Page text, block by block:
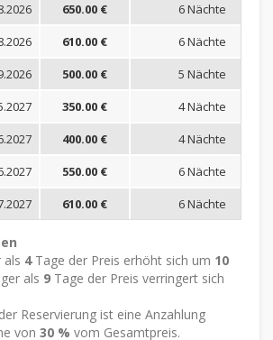
650.00 €
6 Nächte
610.00 €
6 Nächte
500.00 €
5 Nächte
350.00 €
4 Nächte
400.00 €
4 Nächte
550.00 €
6 Nächte
610.00 € 6 Nächte
als 4Tage der Preis erhöht sich um 10
als 9 Tage der Preis verringert sich
Reservierung ist eine Anzahlung
von 30 % vom Gesamtpreis.